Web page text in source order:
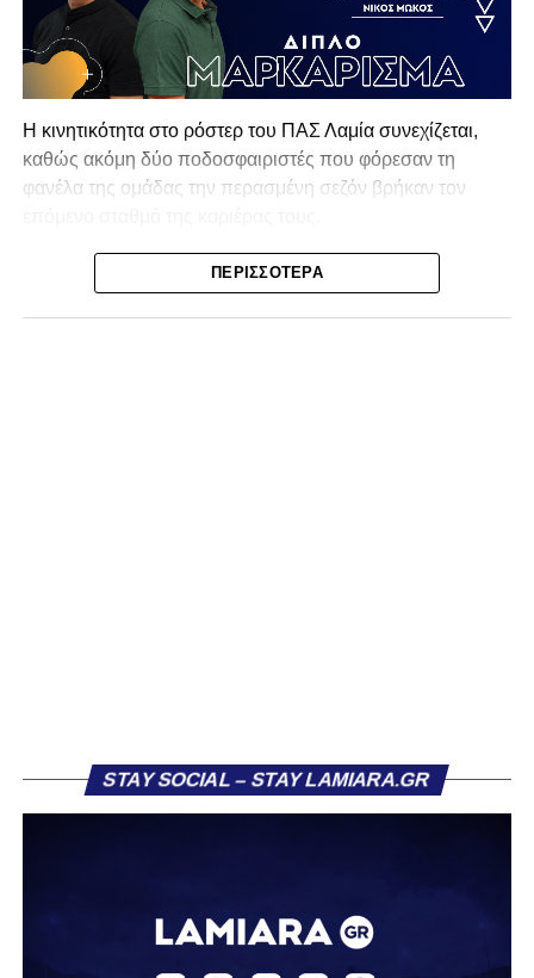
Η κινητικότητα στο ρόστερ του ΠΑΣ Λαμία συνεχίζεται,
καθώς ακόμη δύο ποδοσφαιριστές που φόρεσαν τη
φανέλα της ομάδας την περασμένη σεζόν βρήκαν τον
Ο λόγος για τον Βασίλη Τρούμπουλο και τον Χρυσόστομο
Στάγκο, οι οποίοι θα συνεχίσουν μαζί την ποδοσφαιρική
«Ο Α.Ο. Σαρωνικός Αναβύσσου ανακοινώνει την
περσινή σεζόν πραγματοποίησε γεμάτη χρονιά στη Γ’
ΠΕΡΙΣΣΌΤΕΡΑ
STAY SOCIAL – STAY LAMIARA.GR